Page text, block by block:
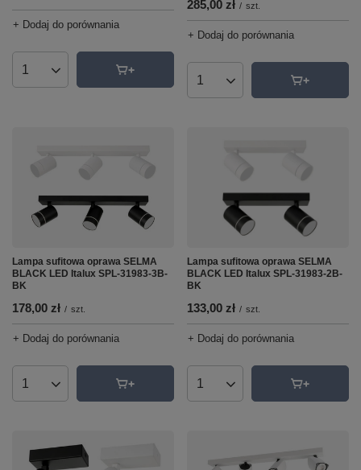
+ Dodaj do porównania
Ilość produktów
285,00 zł / szt.
+ Dodaj do porównania
Ilość produktów
Lampa sufitowa oprawa SELMA
BLACK LED Italux SPL-31983-3B-
BK
178,00 zł / szt.
+ Dodaj do porównania
Ilość produktów
Lampa sufitowa oprawa SELMA
BLACK LED Italux SPL-31983-2B-
BK
133,00 zł / szt.
+ Dodaj do porównania
Ilość produktów